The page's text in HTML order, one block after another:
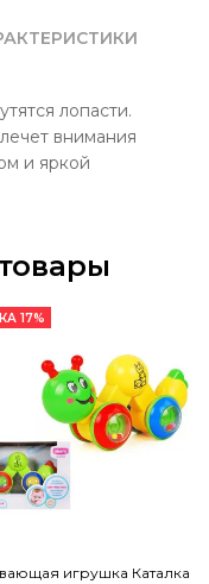
лопасти.
внимания
и яркой
17%
игрушка Каталка